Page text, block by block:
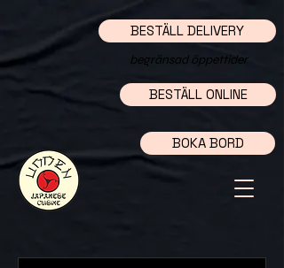
BESTÄLL DELIVERY
begränsad öppettider
BESTÄLL ONLINE
BOKA BORD